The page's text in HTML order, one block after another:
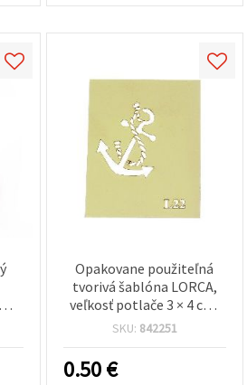
s
Opakovane použiteľná
tvorivá šablóna LORCA,
veľkosť potlače 3 × 4 cm,
model L22
SKU: 842251
0.50€